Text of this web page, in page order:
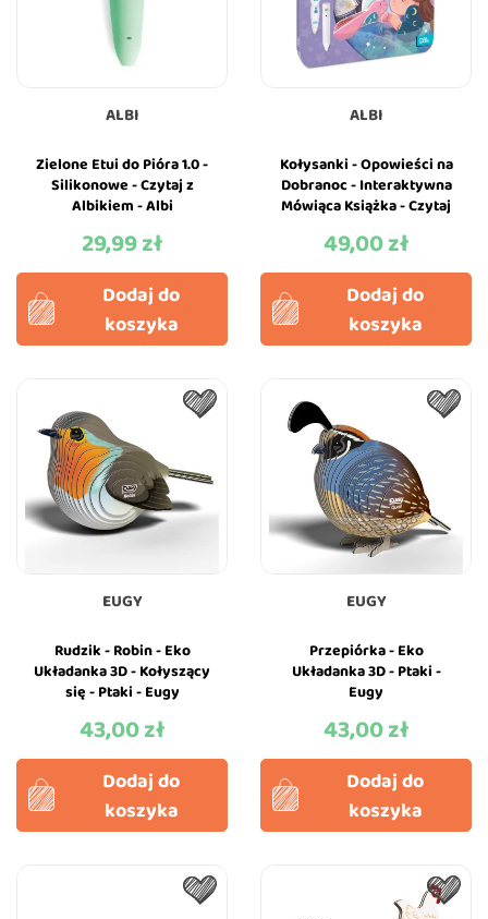
ALBI
Zielone Etui do Pióra 1.0 -
Silikonowe - Czytaj z
Albikiem - Albi
Cena
29,99 zł
Dodaj do
koszyka
ALBI
Kołysanki - Opowieści na
Dobranoc - Interaktywna
Mówiąca Książka - Czytaj
Cena
49,00 zł
Dodaj do
koszyka
EUGY
Rudzik - Robin - Eko
Układanka 3D - Kołyszący
się - Ptaki - Eugy
Cena
43,00 zł
Dodaj do
koszyka
EUGY
Przepiórka - Eko
Układanka 3D - Ptaki -
Eugy
Cena
43,00 zł
Dodaj do
koszyka